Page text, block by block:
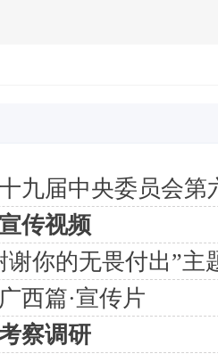
九届中央委员会第
传视频
谢你的无畏付出”主
西篇·宣传片
察调研